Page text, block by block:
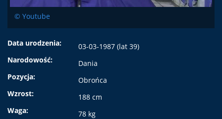
© Youtube
Data urodzenia:
03-03-1987 (lat 39)
Narodowość:
Dania
Pozycja:
Obrońca
Wzrost:
188 cm
Waga:
78 kg